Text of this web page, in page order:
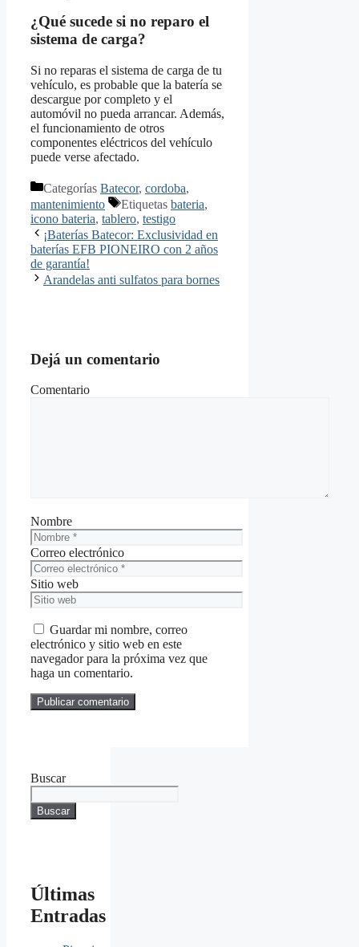
¿Qué sucede si no reparo el
sistema de carga?
Si no reparas el sistema de carga de tu
vehículo, es probable que la batería se
descargue por completo y el
automóvil no pueda arrancar. Además,
el funcionamiento de otros
componentes eléctricos del vehículo
puede verse afectado.
Categorías Batecor, cordoba,
mantenimiento
Etiquetas bateria,
icono bateria, tablero, testigo
¡Baterías Batecor: Exclusividad en
baterías EFB PIONEIRO con 2 años
de garantía!
Arandelas anti sulfatos para bornes
Dejá un comentario
Comentario
Nombre
Correo electrónico
Sitio web
Guardar mi nombre, correo
electrónico y sitio web en este
navegador para la próxima vez que
haga un comentario.
Buscar
Buscar
Últimas
Entradas